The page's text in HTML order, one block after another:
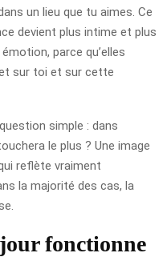
un lieu que tu aimes. Ce
devient plus intime et plus
parce qu’elles
sur toi et sur cette
simple : dans
le plus ? Une image
reflète vraiment
la majorité des cas, la
fonctionne